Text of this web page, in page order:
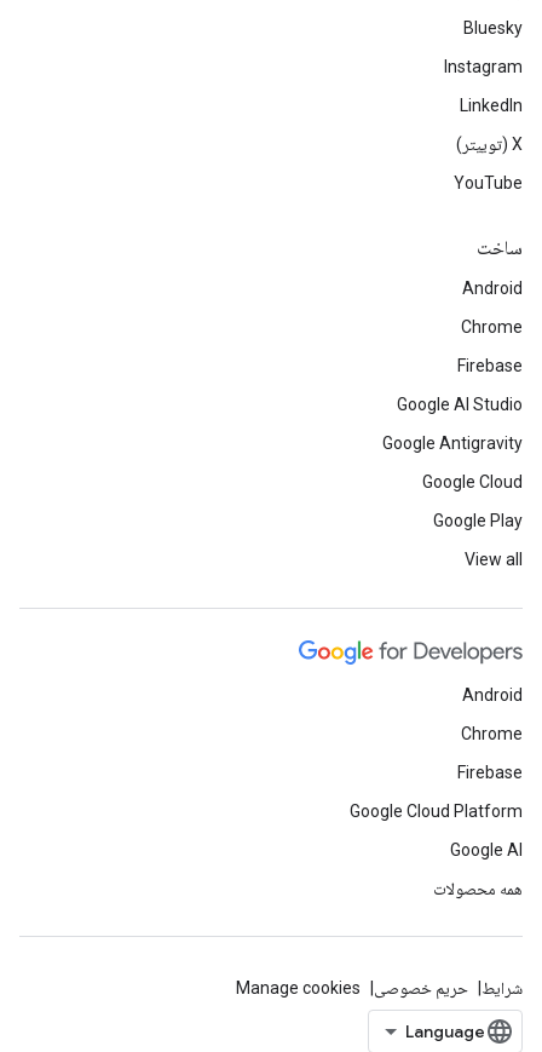
Bluesky
Instagram
LinkedIn
‫X (توییتر)
YouTube
ساخت
Android
Chrome
Firebase
Google AI Studio
Google Antigravity
Google Cloud
Google Play
View all
Android
Chrome
Firebase
Google Cloud Platform
Google AI
همه محصولات
شرایط حریم خصوصی Manage cookies